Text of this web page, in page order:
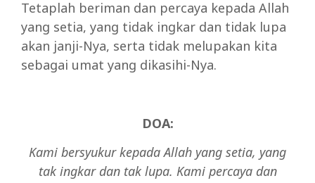
Tetaplah beriman dan percaya kepada Allah
yang setia, yang tidak ingkar dan tidak lupa
akan janji-Nya, serta tidak melupakan kita
sebagai umat yang dikasihi-Nya.
DOA:
Kami bersyukur kepada Allah yang setia, yang
tak ingkar dan tak lupa. Kami percaya dan